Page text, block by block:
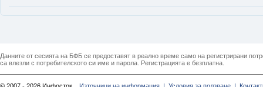
Данните от сесията на БФБ се предоставят в реално време само на регистрирани
са влезли с потребителското си име и парола. Регистрацията е безплатна.